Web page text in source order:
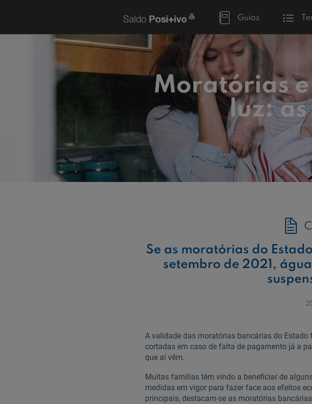
Guias
Moratórias
luz:
Se as moratórias do
setembro de 2021,
A validade das moratórias bancárias do
cortadas em caso de falta de pagamento já a
que aí vêm.
Muitas famílias têm vindo a beneficiar de
medidas em vigor para fazer face aos efeitos
principais, destacam-se as moratórias